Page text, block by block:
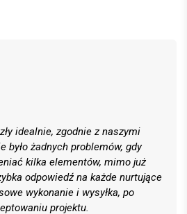
idealnie, zgodnie z naszymi
było żadnych problemów, gdy
kilka elementów, mimo już
odpowiedź na każde nurtujące
wykonanie i wysyłka, po
projektu.